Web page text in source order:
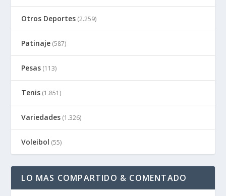
Otros Deportes (2.259)
Patinaje (587)
Pesas (113)
Tenis (1.851)
Variedades (1.326)
Voleibol (55)
LO MAS COMPARTIDO & COMENTADO